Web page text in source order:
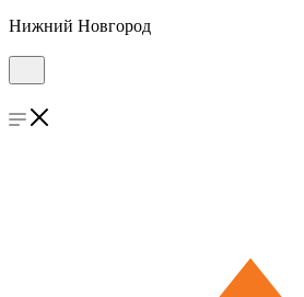
Нижний Новгород